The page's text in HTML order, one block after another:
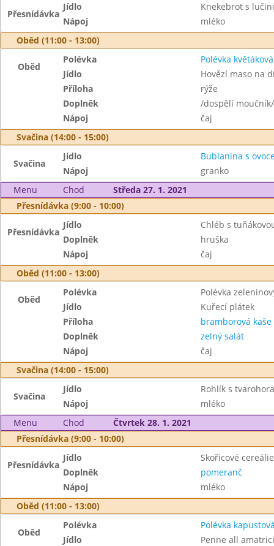
Přesnídávka
Jídlo
Knekebrot s
Nápoj
mléko
Oběd (11:00 - 13:00)
Oběd
Polévka
Polévka květáková
Jídlo
Hovězí maso na
Příloha
rýže
Doplněk
/dospělí moučník/
Nápoj
čaj
Svačina (14:00 - 15:00)
Svačina
Jídlo
Bublanina s
Nápoj
granko
Menu
Chod
Středa 27. 1. 2021
Přesnídávka (9:00 - 10:00)
Přesnídávka
Jídlo
Chléb s
Doplněk
hruška
Nápoj
čaj
Oběd (11:00 - 13:00)
Oběd
Polévka
Polévka
Jídlo
Kuřecí plátek
Příloha
bramborová kaše
Doplněk
zelný salát
Nápoj
čaj
Svačina (14:00 - 15:00)
Svačina
Jídlo
Rohlík s
Nápoj
mléko
Menu
Chod
Čtvrtek 28. 1. 2021
Přesnídávka (9:00 - 10:00)
Přesnídávka
Jídlo
Skořicové cereálie
Doplněk
pomeranč
Nápoj
mléko
Oběd (11:00 - 13:00)
Oběd
Polévka
Polévka
Jídlo
Penne all